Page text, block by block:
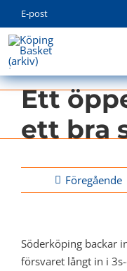
to
content
E-post
LAG
Ett
ett bra
Föregående
Söderköping backar
försvaret långt in i